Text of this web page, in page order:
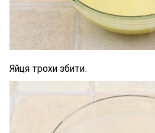
Яйця трохи збити.